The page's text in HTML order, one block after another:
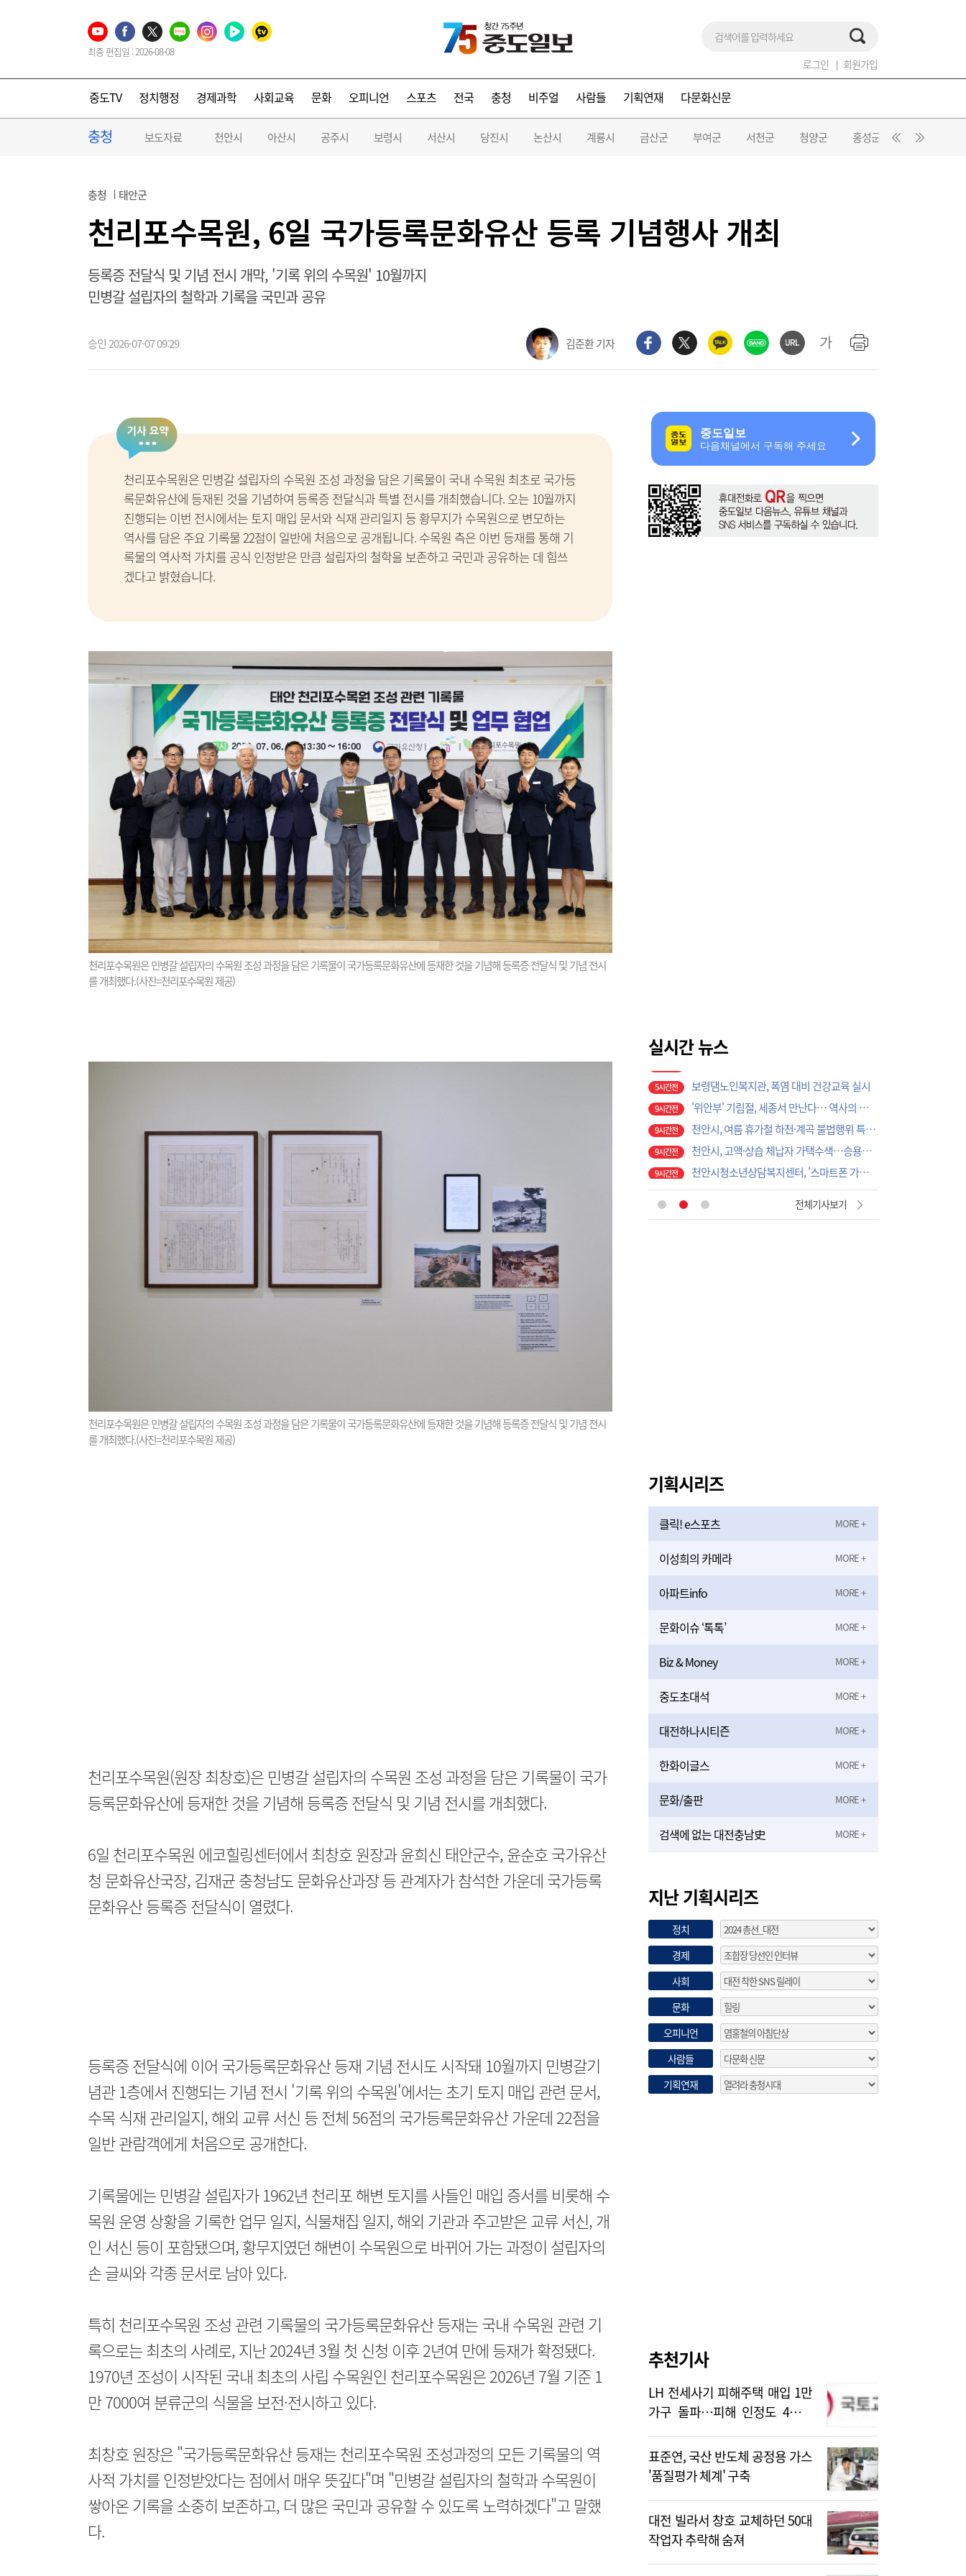
최종 편집일 : 2026-08-08
로그인 회원가입
중도TV 정치행정 경제과학 사회교육 문화 오피니언 스포츠 전국 충청 비주얼 사람들 기획연재 다문화신문
충청 보도자료 천안시 아산시 공주시 보령시 서산시 당진시 논산시 계룡시 금산군 부여군 서천군 청양군 홍성군 예산군
충청 태안군
천리포수목원, 6일 국가등록문화유산 등록 기념행사 개최
등록증 전달식 및 기념 전시 개막, '기록 위의 수목원' 10월까지
민병갈 설립자의 철학과 기록을 국민과 공유
승인 2026-07-07 09:29 김준환 기자
천리포수목원은 민병갈 설립자의 수목원 조성 과정을 담은 기록물이 국내 수목원 최초로 국가등
록문화유산에 등재된 것을 기념하여 등록증 전달식과 특별 전시를 개최했습니다. 오는 10월까지
진행되는 이번 전시에서는 토지 매입 문서와 식재 관리일지 등 황무지가 수목원으로 변모하는
역사를 담은 주요 기록물 22점이 일반에 처음으로 공개됩니다. 수목원 측은 이번 등재를 통해 기
록물의 역사적 가치를 공식 인정받은 만큼 설립자의 철학을 보존하고 국민과 공유하는 데 힘쓰
겠다고 밝혔습니다.
천리포수목원은 민병갈 설립자의 수목원 조성 과정을 담은 기록물이 국가등록문화유산에 등재한 것을 기념해 등록증 전달식 및 기념 전시
를 개최했다.(사진=천리포수목원 제공)
천리포수목원은 민병갈 설립자의 수목원 조성 과정을 담은 기록물이 국가등록문화유산에 등재한 것을 기념해 등록증 전달식 및 기념 전시
를 개최했다.(사진=천리포수목원 제공)
천리포수목원(원장 최창호)은 민병갈 설립자의 수목원 조성 과정을 담은 기록물이 국가
등록문화유산에 등재한 것을 기념해 등록증 전달식 및 기념 전시를 개최했다.
6일 천리포수목원 에코힐링센터에서 최창호 원장과 윤희신 태안군수, 윤순호 국가유산
청 문화유산국장, 김재균 충청남도 문화유산과장 등 관계자가 참석한 가운데 국가등록
문화유산 등록증 전달식이 열렸다.
등록증 전달식에 이어 국가등록문화유산 등재 기념 전시도 시작돼 10월까지 민병갈기
념관 1층에서 진행되는 기념 전시 '기록 위의 수목원'에서는 초기 토지 매입 관련 문서,
수목 식재 관리일지, 해외 교류 서신 등 전체 56점의 국가등록문화유산 가운데 22점을
일반 관람객에게 처음으로 공개한다.
기록물에는 민병갈 설립자가 1962년 천리포 해변 토지를 사들인 매입 증서를 비롯해 수
목원 운영 상황을 기록한 업무 일지, 식물채집 일지, 해외 기관과 주고받은 교류 서신, 개
인 서신 등이 포함됐으며, 황무지였던 해변이 수목원으로 바뀌어 가는 과정이 설립자의
손 글씨와 각종 문서로 남아 있다.
특히 천리포수목원 조성 관련 기록물의 국가등록문화유산 등재는 국내 수목원 관련 기
록으로는 최초의 사례로, 지난 2024년 3월 첫 신청 이후 2년여 만에 등재가 확정됐다.
1970년 조성이 시작된 국내 최초의 사립 수목원인 천리포수목원은 2026년 7월 기준 1
만 7000여 분류군의 식물을 보전·전시하고 있다.
최창호 원장은 "국가등록문화유산 등재는 천리포수목원 조성과정의 모든 기록물의 역
사적 가치를 인정받았다는 점에서 매우 뜻깊다"며 "민병갈 설립자의 철학과 수목원이
쌓아온 기록을 소중히 보존하고, 더 많은 국민과 공유할 수 있도록 노력하겠다"고 말했
다.
실시간 뉴스
5시간전 보령댐노인복지관, 폭염 대비 건강교육 실시
9시간전 천안시, 여름 휴가철 하천·계곡 불법행위 특별단속
9시간전 천안시, 고액·상습 체납자 가택수색…승용차 압류·공매 착수
9시간전 천안시청소년상담복지센터, '스마트폰 가족치유캠프' 운영
9시간전 천안시, 2026 을지연습 전시종합상황실 근무자 사전교육
9시간전 천안시, 광덕면 물놀이 관리지역 현장 안전점검 실시
1시간전 충주시시설관리공단, 재난안전통신망 정기교신…현장 대응체계 강화
2시간전
전체기사보기
기획시리즈
클릭! e스포츠
이성희의 카메라
아파트info
문화이슈 ‘톡톡’
Biz & Money
중도초대석
대전하나시티즌
한화이글스
문화/출판
검색에 없는 대전충남史
지난 기획시리즈
정치
경제
사회
문화
오피니언
사람들
기획연재
추천기사
LH 전세사기 피해주택 매입 1만
가구 돌파…피해 인정도 4만건
넘어
표준연, 국산 반도체 공정용 가스
'품질평가 체계' 구축
대전 빌라서 창호 교체하던 50대
작업자 추락해 숨져